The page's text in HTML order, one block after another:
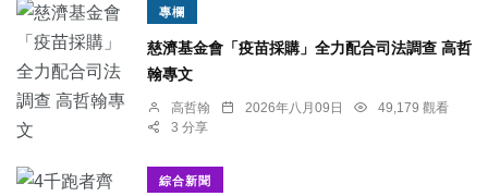
專欄
慈濟基金會「疫苗採購」全力配合司法調查 高哲
翰專文
高哲翰 2026年八月09日
49,179 觀看
3 分享
綜合新聞